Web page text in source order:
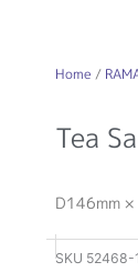
Home /
Tea
D146mm
SKU 52468-